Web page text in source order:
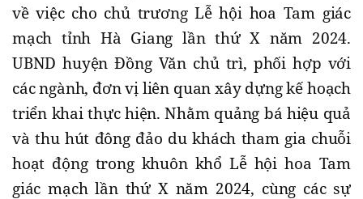
về việc cho chủ trương Lễ hội hoa Tam giác
mạch tỉnh Hà Giang lần thứ X năm 2024.
UBND huyện Đồng Văn chủ trì, phối hợp với
các ngành, đơn vị liên quan xây dựng kế hoạch
triển khai thực hiện. Nhằm quảng bá hiệu quả
và thu hút đông đảo du khách tham gia chuỗi
hoạt động trong khuôn khổ Lễ hội hoa Tam
giác mạch lần thứ X năm 2024, cùng các sự